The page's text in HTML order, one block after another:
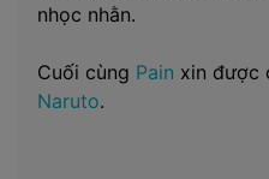
nhọc nhằn.
Cuối cùng Pain xin được
Naruto.